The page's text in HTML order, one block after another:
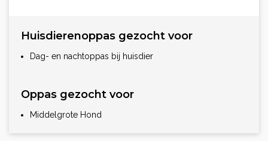
Huisdierenoppas gezocht voor
Dag- en nachtoppas bij huisdier
Oppas gezocht voor
Middelgrote Hond